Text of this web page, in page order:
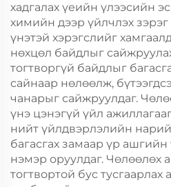
хадгалах үеийн үлээсийн
химийн дээр үйлчлэх
үнэтэй хэрэгслийг
нөхцөл байдлыг
тогтворгүй байдлыг
сайнаар нөлөөлж,
чанарыг сайжруулдаг.
үнэ цэнэгүй үйл
нийт үйлдвэрлэлийн
багасгах замаар үр
нэмэр оруулдаг. Чөлөөлөх
тогтвортой бус тусгаарлах